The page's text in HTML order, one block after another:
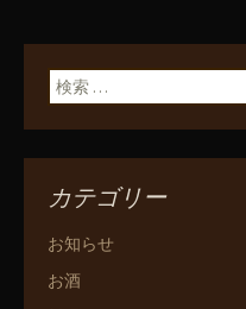
検索:
カテゴリー
お知らせ
お酒